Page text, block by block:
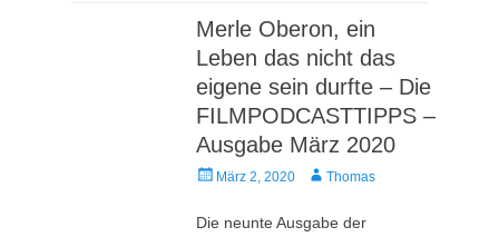
Merle Oberon, ein
Leben das nicht das
eigene sein durfte – Die
FILMPODCASTTIPPS –
Ausgabe März 2020
Veröffentlicht
März 2, 2020 AutorThomas
Die neunte Ausgabe der